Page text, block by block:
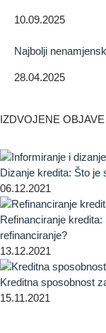
10.09.2025
Najbolji
28.04.2025
IZDVOJENE OBJAVE
Dizanje kredita: Što je
06.12.2021
Refinanciranje
refinanciranje?
13.12.2021
Kreditna sposobnost
15.11.2021